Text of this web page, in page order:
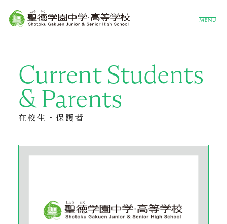
Current Students
& Parents
在校生・保護者